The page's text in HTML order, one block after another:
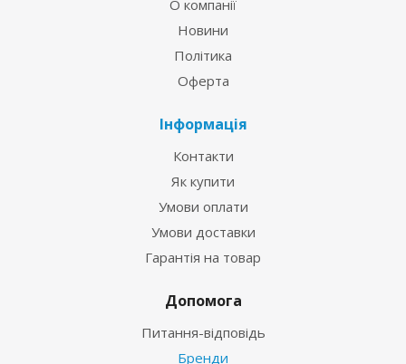
О компанії
Новини
Політика
Оферта
Інформація
Контакти
Як купити
Умови оплати
Умови доставки
Гарантія на товар
Допомога
Питання-відповідь
Бренди